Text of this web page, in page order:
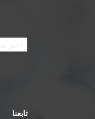
الأرشيف
تابعنا